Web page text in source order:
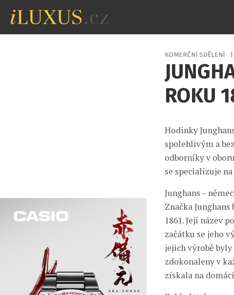
KOMERČNÍ SDĚLENÍ
ROKU
Hodinky
spolehlivým a
odborníky v
se specializuje
Junghans –
Značka
1861. Její název
začátku se jeho
jejich výrobě
zdokonaleny v
získala na